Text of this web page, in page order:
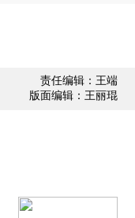
责任编辑：王端
版面编辑：王丽琨